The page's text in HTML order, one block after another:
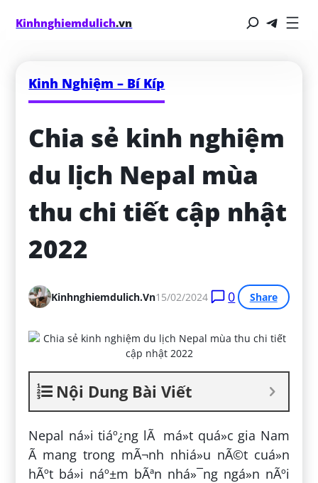
Kinhnghiemdulich.vn
Kinh Nghiệm – Bí Kíp
Chia sẻ kinh nghiệm
du lịch Nepal mùa
thu chi tiết cập nhật
2022
Kinhnghiemdulich.vn15/02/2024 0 Share
Nội Dung Bài Viết
Nepal ná»i tiáº¿ng lÃ má»t quá»c gia Nam
Ã mang trong mÃ¬nh nhiá»u nÃ©t cuá»n
hÃºt bá»i náº±m bÃªn nhá»¯ng ngá»n nÃºi